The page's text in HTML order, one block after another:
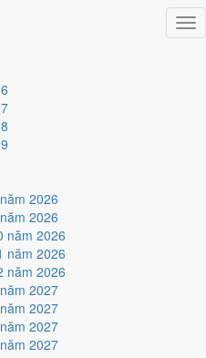
2026
2026
năm 2026
năm 2026
năm 2026
2027
2027
2027
2027
2029
âm lịch
hay xấu?
là ngày 11/7/2029 âm lịch
Trực Khai, Sao Tâm, nạp âm
Ngày Bình Hòa
Giờ Hoàng Đạo trong ngày: